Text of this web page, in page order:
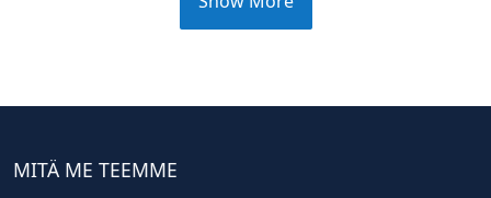
MITÄ ME TEEMME